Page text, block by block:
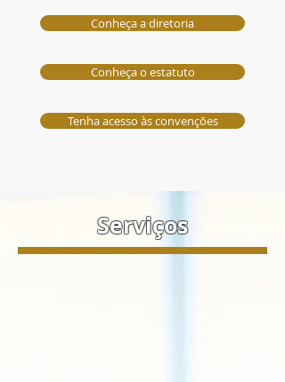
Conheça a diretoria
Conheça o estatuto
Tenha acesso às convenções
Serviços